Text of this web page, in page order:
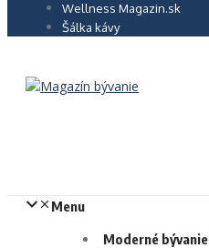
Wellness Magazin.sk
Šálka kávy
Menu
Moderné bývanie